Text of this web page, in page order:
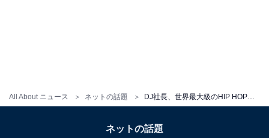
All About ニュース ネットの話題
ネットの話題